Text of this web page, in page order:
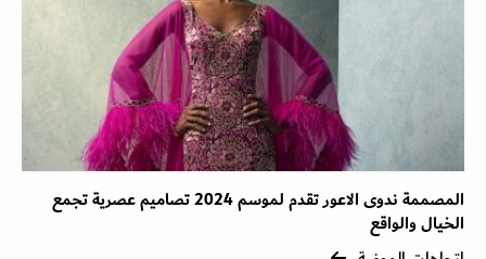
المصممة ندوى الاعور تقدم لموسم 2024 تصاميم عصرية تجمع
الخيال والواقع